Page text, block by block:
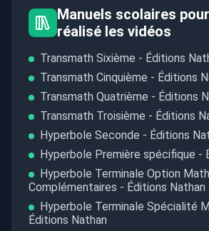
Manuels scolaires
réalisé les vidéos
Transmath Sixième - Éditions
Transmath Cinquième - Éditions
Transmath Quatrième - Éditions
Transmath Troisième - Éditions
Hyperbole Seconde - Éditions
Hyperbole Première spécifique -
Hyperbole Terminale Option
Complémentaires - Éditions Nathan
Hyperbole Terminale Spécialité
Éditions Nathan